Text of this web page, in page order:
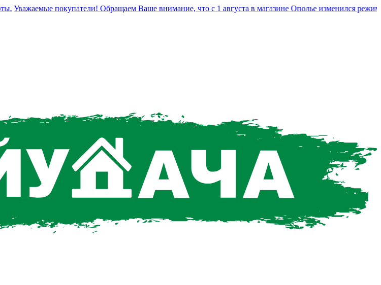
Уважаемые покупатели! Обращаем Ваше внимание, что с 1 августа в магазине Ополье изменился режим